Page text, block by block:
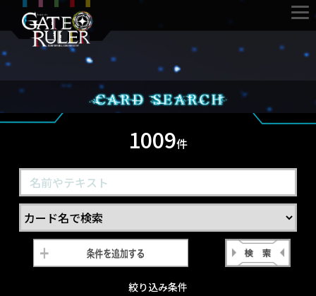
1009件
絞り込み条件